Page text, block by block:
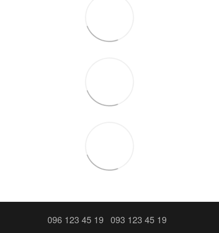
096 123 45 19 093 123 45 19